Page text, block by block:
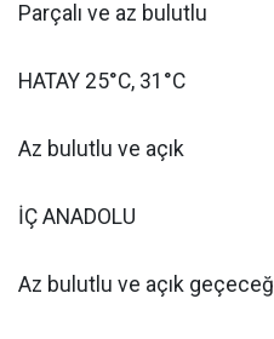
Parçalı ve az bulutlu
HATAY 25°C, 31°C
Az bulutlu ve açık
İÇ ANADOLU
Az bulutlu ve açık